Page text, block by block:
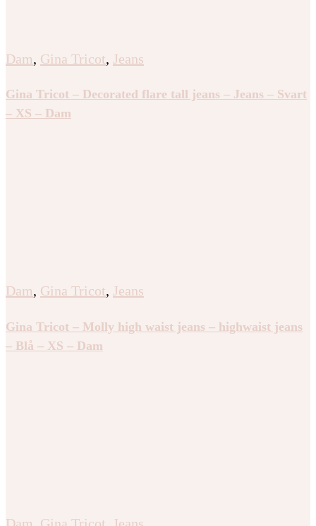
Dam, Gina Tricot, Jeans
Gina Tricot – Decorated flare tall jeans – Jeans – Svart
– XS – Dam
Dam, Gina Tricot, Jeans
Gina Tricot – Molly high waist jeans – highwaist jeans
– Blå – XS – Dam